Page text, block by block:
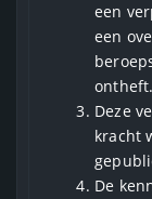
een
een
ontheft.
Deze
kracht
De